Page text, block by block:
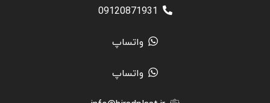
09120871931
واتساپ
واتساپ